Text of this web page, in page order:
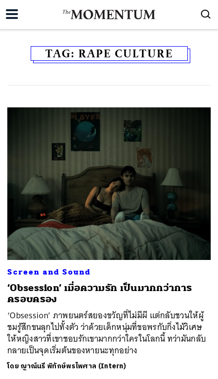
TAG: RAPE CULTURE
Screen and Sound
‘Obsession’ เมื่อความรัก เป็นมากกว่าการ
ครอบครอง
‘Obsession’ ภาพยนตร์สยองขวัญที่ไม่มีผี แต่กลับชวนให้ผู้
ชมรู้สึกขนลุกไปทั้งตัว ว่าด้วยเด็กหนุ่มที่ขอพรกับกิ่งไม้วิเศษ
ให้หญิงสาวที่เขาชอบรักเขามากกว่าใครในโลกนี้ ทว่ามันกลับ
กลายเป็นจุดเริ่มต้นของหายนะทุกอย่าง
โดย ญาณ์นรี พิทักษ์พรไพศาล (Intern)